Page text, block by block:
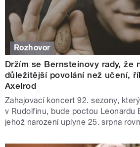
Rozhovor
Držím se Bernsteinovy rady, že
důležitější povolání než učení,
Axelrod
Zahajovací koncert 92. sezony,
v Rudolfinu, bude poctou Leonardu
jehož narození uplyne 25. srpna